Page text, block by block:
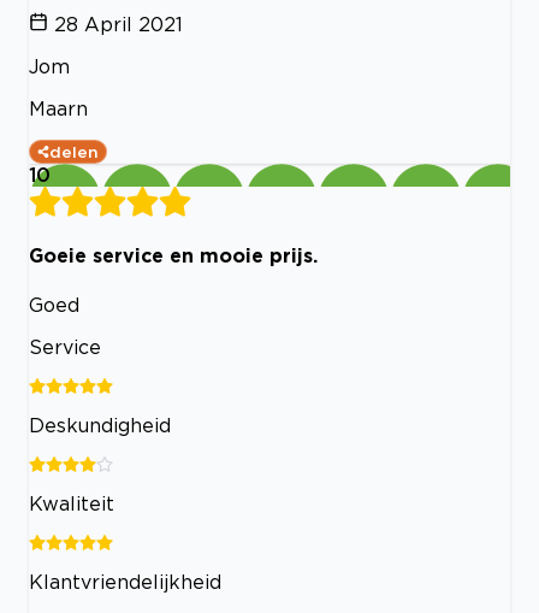
28 April 2021
Jom
Maarn
delen
10
Goeie service en mooie prijs.
Goed
Service
Deskundigheid
Kwaliteit
Klantvriendelijkheid